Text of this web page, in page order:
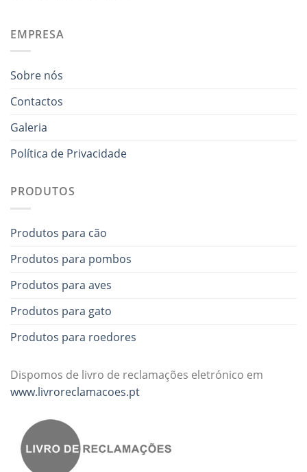
EMPRESA
Sobre nós
Contactos
Galeria
Política de Privacidade
PRODUTOS
Produtos para cão
Produtos para pombos
Produtos para aves
Produtos para gato
Produtos para roedores
Dispomos de livro de reclamações eletrónico em
www.livroreclamacoes.pt